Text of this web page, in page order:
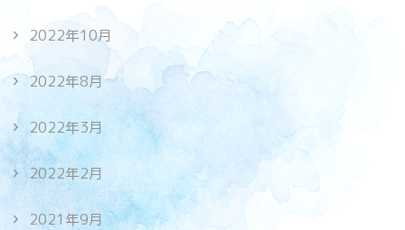
2022年10月
2022年8月
2022年3月
2022年2月
2021年9月